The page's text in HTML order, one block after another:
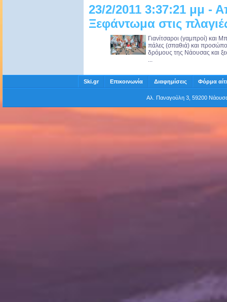
23/2/2011 3:37:21 μμ -
Ξεφάντωμα στις
Γιανίτσαροι (γαμπροί) και
πάλες (σπαθιά) και
δρόμους της Νάουσας και
...
Ski.gr Επικοινωνία Διαφημίσεις Φόρμα
Αλ. Παναγούλη 3, 59200